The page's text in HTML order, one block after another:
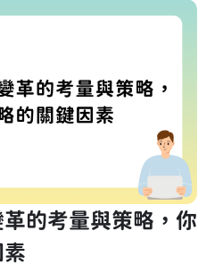
的考量與策略，你